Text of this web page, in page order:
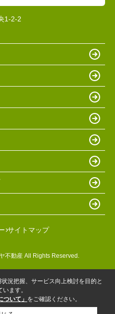
1-2-2
サイトマップ
不動産 All Rights Reserved.
況把握、サービス向上検討を目的と
ます。
ついて」 をご確認ください。